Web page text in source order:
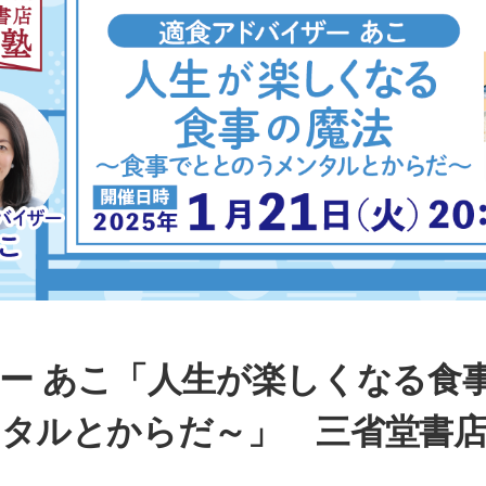
あこ「人生が楽しくなる食
タルとからだ～」 三省堂